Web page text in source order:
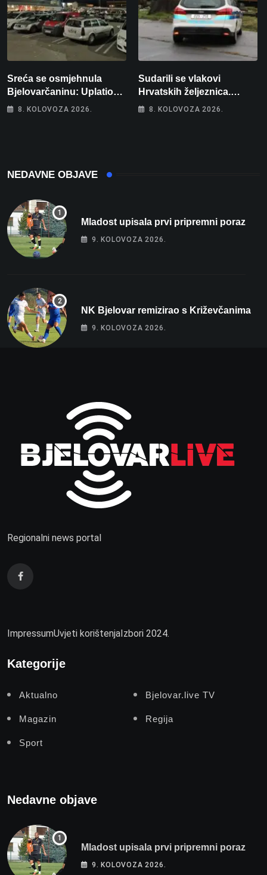
Sreća se osmjehnula
Bjelovarčaninu: Uplatio
samo 4 eura, a osvojio
8. KOLOVOZA 2026.
Sudarili se vlakovi
Hrvatskih željeznica.
Šestero osoba teško
8. KOLOVOZA 2026.
NEDAVNE OBJAVE
Mladost upisala prvi pripremni poraz
9. KOLOVOZA 2026.
NK Bjelovar remizirao s Križevčanima
9. KOLOVOZA 2026.
Regionalni news portal
ImpressumUvjeti korištenjaIzbori 2024.
Kategorije
Aktualno Bjelovar.live TV
Magazin Regija
Sport
Nedavne objave
Mladost upisala prvi pripremni poraz
9. KOLOVOZA 2026.